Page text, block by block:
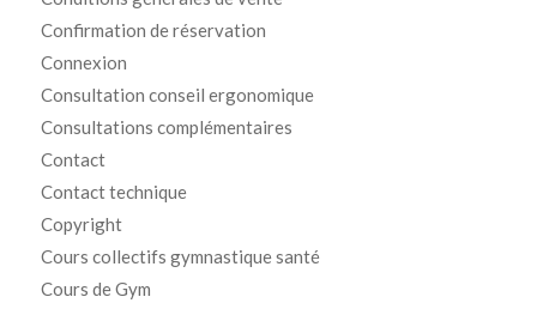
Confirmation de réservation
Connexion
Consultation conseil ergonomique
Consultations complémentaires
Contact
Contact technique
Copyright
Cours collectifs gymnastique santé
Cours de Gym